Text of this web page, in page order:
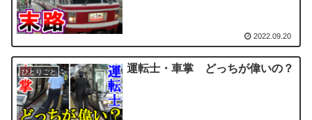
2022.09.20
ひとりごと 運転士・車掌 どっちが偉いの？